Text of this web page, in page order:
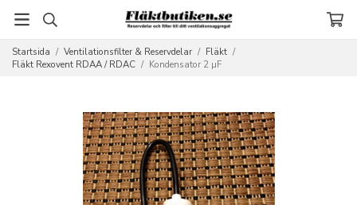
Startsida / Ventilationsfilter & Reservdelar / Fläkt /
Fläkt Rexovent RDAA / RDAC / Kondensator 2 µF